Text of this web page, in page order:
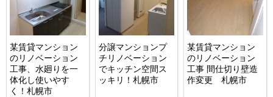
某賃貸マンション
のリノベーション
工事、水廻りを一
体化し使いやす
く！札幌市
分譲マンションプ
チリノベーション
でキッチン空間ス
ッキリ！札幌市
某賃貸マンション
のリノベーション
工事 間仕切り壁造
作変更 札幌市